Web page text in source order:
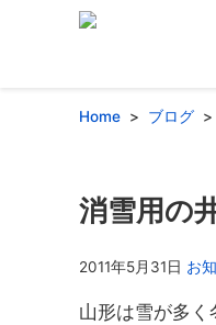
Home ブログ
消雪用の
2011年5月31日 お
山形は雪が多